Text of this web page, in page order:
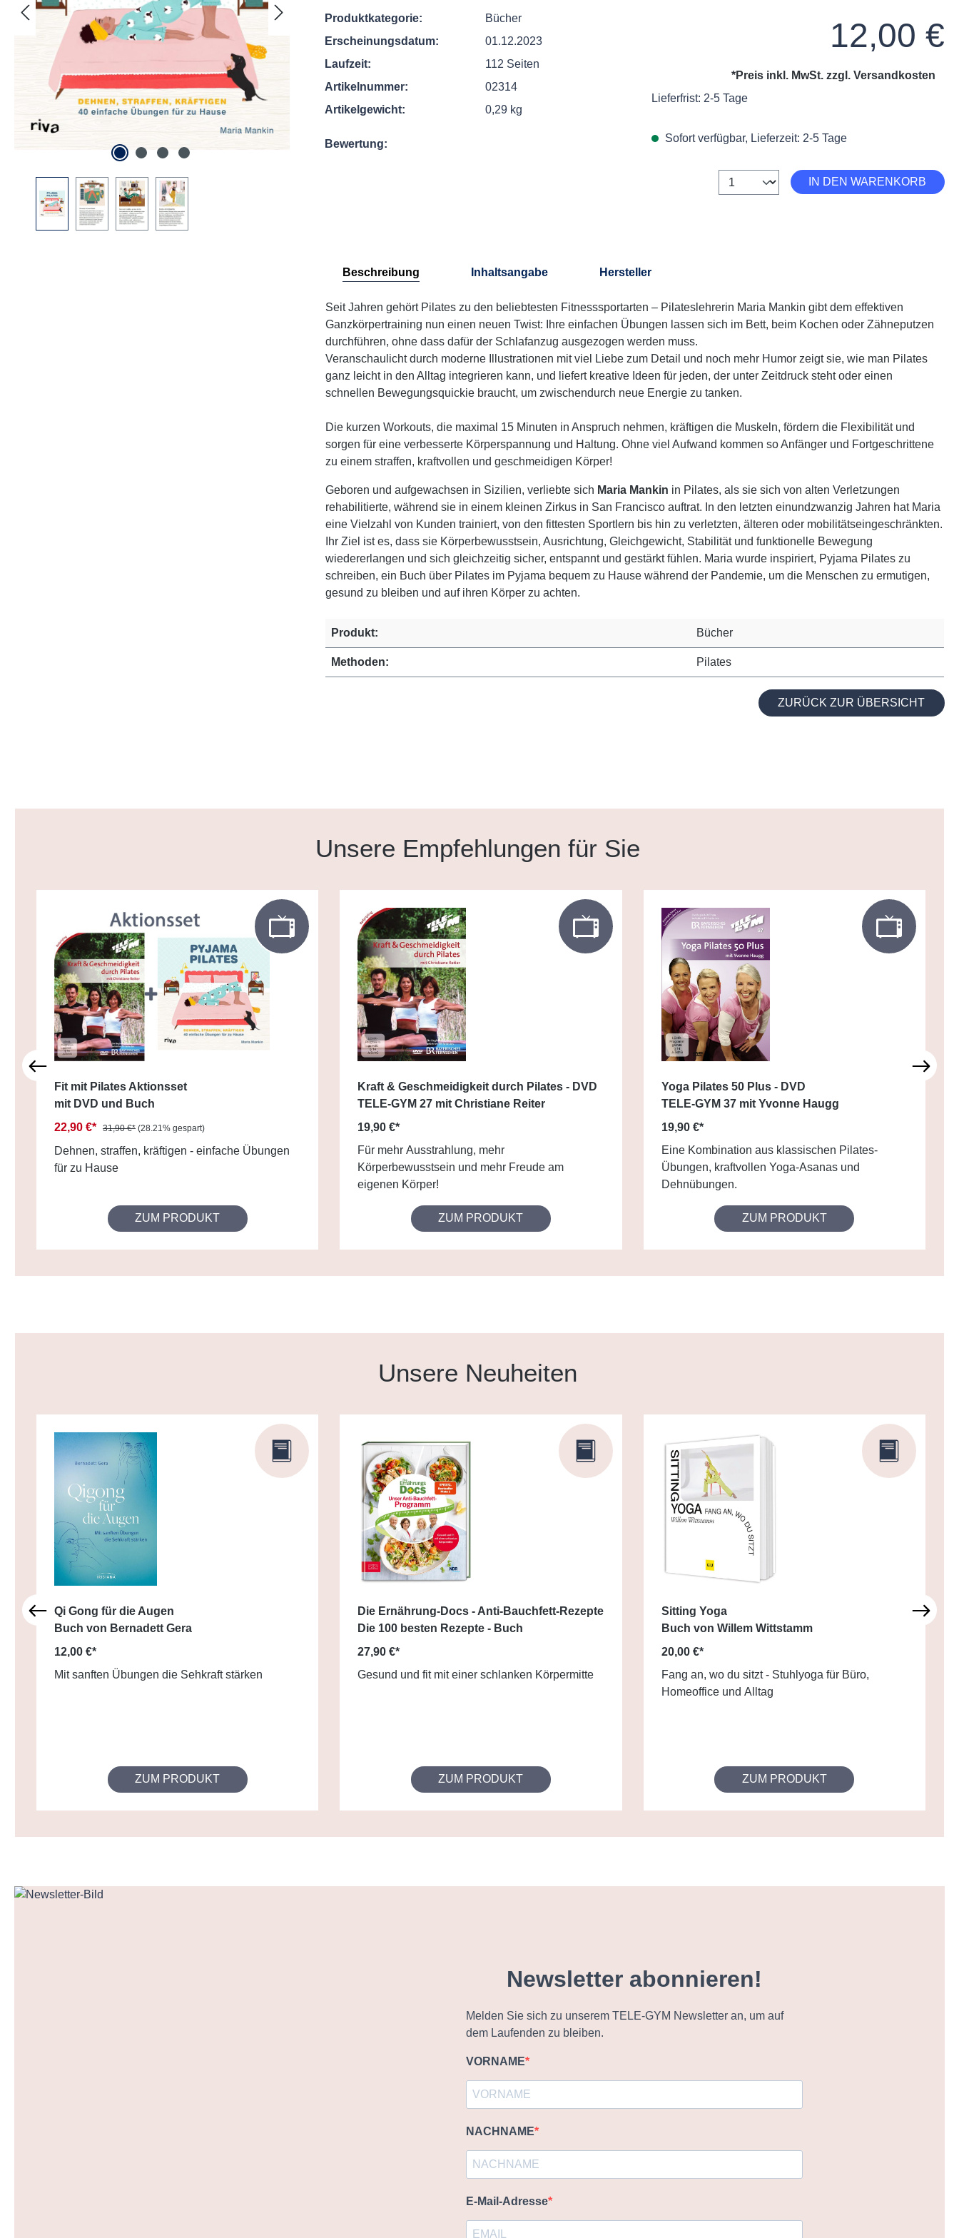
Produktkategorie:
Bücher
Erscheinungsdatum:
01.12.2023
Laufzeit:
112 Seiten
Artikelnummer:
02314
Artikelgewicht:
0,29 kg
Bewertung:
12,00 €
*Preis inkl. MwSt. zzgl. Versandkosten
Lieferfrist: 2-5 Tage
Sofort verfügbar, Lieferzeit: 2-5 Tage
Anzahl IN DEN WARENKORB
Beschreibung Inhaltsangabe Hersteller
Seit Jahren gehört Pilates zu den beliebtesten Fitnesssportarten – Pilateslehrerin Maria Mankin gibt dem effektiven
Ganzkörpertraining nun einen neuen Twist: Ihre einfachen Übungen lassen sich im Bett, beim Kochen oder Zähneputzen
durchführen, ohne dass dafür der Schlafanzug ausgezogen werden muss.
Veranschaulicht durch moderne Illustrationen mit viel Liebe zum Detail und noch mehr Humor zeigt sie, wie man Pilates
ganz leicht in den Alltag integrieren kann, und liefert kreative Ideen für jeden, der unter Zeitdruck steht oder einen
schnellen Bewegungsquickie braucht, um zwischendurch neue Energie zu tanken.
Die kurzen Workouts, die maximal 15 Minuten in Anspruch nehmen, kräftigen die Muskeln, fördern die Flexibilität und
sorgen für eine verbesserte Körperspannung und Haltung. Ohne viel Aufwand kommen so Anfänger und Fortgeschrittene
zu einem straffen, kraftvollen und geschmeidigen Körper!
Geboren und aufgewachsen in Sizilien, verliebte sich Maria Mankin in Pilates, als sie sich von alten Verletzungen
rehabilitierte, während sie in einem kleinen Zirkus in San Francisco auftrat. In den letzten einundzwanzig Jahren hat Maria
eine Vielzahl von Kunden trainiert, von den fittesten Sportlern bis hin zu verletzten, älteren oder mobilitätseingeschränkten.
Ihr Ziel ist es, dass sie Körperbewusstsein, Ausrichtung, Gleichgewicht, Stabilität und funktionelle Bewegung
wiedererlangen und sich gleichzeitig sicher, entspannt und gestärkt fühlen. Maria wurde inspiriert, Pyjama Pilates zu
schreiben, ein Buch über Pilates im Pyjama bequem zu Hause während der Pandemie, um die Menschen zu ermutigen,
gesund zu bleiben und auf ihren Körper zu achten.
Produkt: Bücher
Methoden: Pilates
ZURÜCK ZUR ÜBERSICHT
Unsere Empfehlungen für Sie
Fit mit Pilates Aktionsset
mit DVD und Buch
22,90 €*
31,90 €* (28.21% gespart)
Dehnen, straffen, kräftigen - einfache Übungen
für zu Hause
ZUM PRODUKT
Kraft & Geschmeidigkeit durch Pilates - DVD
TELE-GYM 27 mit Christiane Reiter
19,90 €*
Für mehr Ausstrahlung, mehr
Körperbewusstsein und mehr Freude am
eigenen Körper!
ZUM PRODUKT
Yoga Pilates 50 Plus - DVD
TELE-GYM 37 mit Yvonne Haugg
19,90 €*
Eine Kombination aus klassischen Pilates-
Übungen, kraftvollen Yoga-Asanas und
Dehnübungen.
ZUM PRODUKT
Unsere Neuheiten
Qi Gong für die Augen
Buch von Bernadett Gera
12,00 €*
Mit sanften Übungen die Sehkraft stärken
ZUM PRODUKT
Die Ernährung-Docs - Anti-Bauchfett-Rezepte
Die 100 besten Rezepte - Buch
27,90 €*
Gesund und fit mit einer schlanken Körpermitte
ZUM PRODUKT
Sitting Yoga
Buch von Willem Wittstamm
20,00 €*
Fang an, wo du sitzt - Stuhlyoga für Büro,
Homeoffice und Alltag
ZUM PRODUKT
Newsletter abonnieren!
Melden Sie sich zu unserem TELE-GYM Newsletter an, um auf
dem Laufenden zu bleiben.
VORNAME
NACHNAME
E-Mail-Adresse